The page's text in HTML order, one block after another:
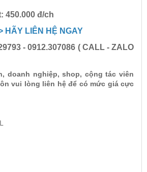
NHA
GIÁ CỰC RẺ
450.000 đ/ch
HÃY LIÊN HỆ NGAY
- 0912.307086 ( CALL - ZALO
doanh nghiệp, shop, cộng tác viên
vui lòng liên hệ để có mức giá cực